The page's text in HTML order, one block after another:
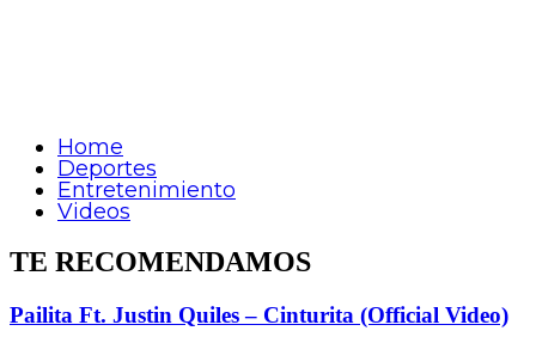
Home
Deportes
Entretenimiento
Videos
TE RECOMENDAMOS
Pailita Ft. Justin Quiles – Cinturita (Official Video)